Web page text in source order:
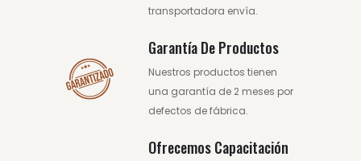
transportadora envía.
Garantía De Productos
Nuestros productos tienen
una garantía de 2 meses por
defectos de fábrica.
Ofrecemos Capacitación